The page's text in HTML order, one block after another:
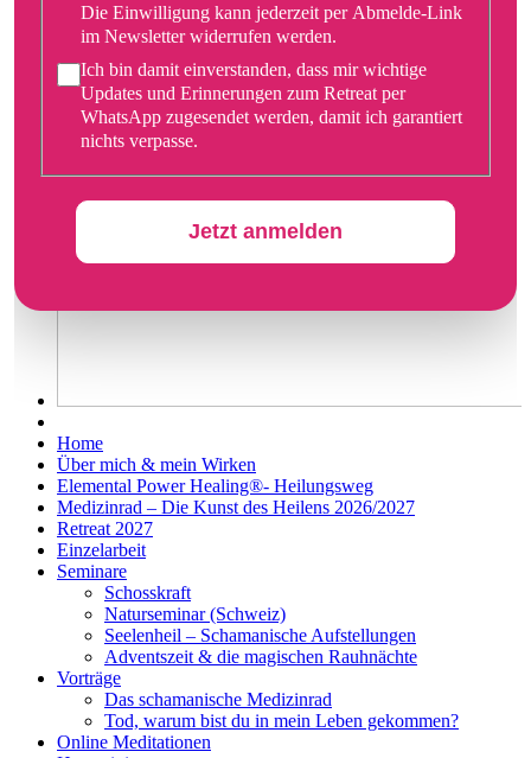
Home
Über mich & mein Wirken
Elemental Power Healing®- Heilungsweg
Medizinrad – Die Kunst des Heilens 2026/2027
Retreat 2027
Einzelarbeit
Seminare
Schosskraft
Naturseminar (Schweiz)
Seelenheil – Schamanische Aufstellungen
Adventszeit & die magischen Rauhnächte
Vorträge
Das schamanische Medizinrad
Tod, warum bist du in mein Leben gekommen?
Online Meditationen
Die Einwilligung kann jederzeit per Abmelde-Link
im Newsletter widerrufen werden.
Ich bin damit einverstanden, dass mir wichtige
Updates und Erinnerungen zum Retreat per
WhatsApp zugesendet werden, damit ich garantiert
nichts verpasse.
Jetzt anmelden